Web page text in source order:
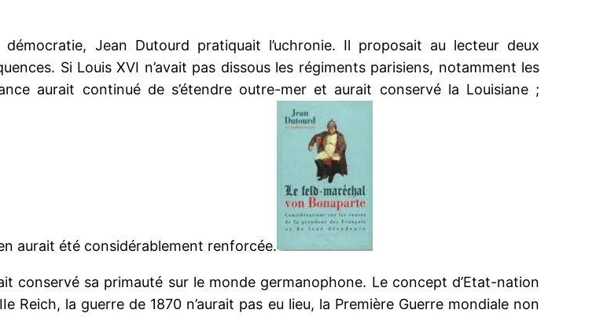
Jean Dutourd pratiquait l’uchronie. Il proposait au lecteur deux
Si Louis XVI n’avait pas dissous les régiments parisiens, notamment les
aurait continué de s’étendre outre-mer et aurait conservé la Louisiane ;
aurait été considérablement renforcée.
conservé sa primauté sur le monde germanophone. Le concept d’Etat-nation
Reich, la guerre de 1870 n’aurait pas eu lieu, la Première Guerre mondiale non